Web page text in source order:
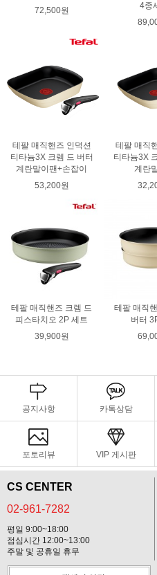
72,500원
4종
테팔 매직핸즈 인덕션
티타늄3X 크렘 드 버터
계란말이팬+손잡이
53,200원
테팔 매직
티타늄3X
계란
테팔 매직핸즈 크렘 드
피스타치오 2P 세트
39,900원
테팔 매직
버터
공지사항 카톡상담
포토리뷰 VIP 게시판
CS CENTER
02-961-7282
평일 9:00~18:00
점심시간 12:00~13:00
주말 및 공휴일 휴무